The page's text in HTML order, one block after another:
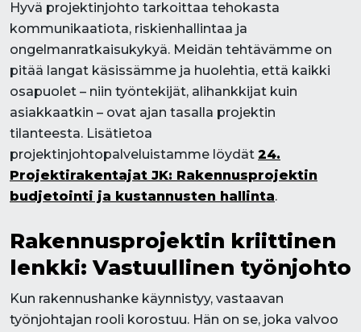
Hyvä projektinjohto tarkoittaa tehokasta
kommunikaatiota, riskienhallintaa ja
ongelmanratkaisukykyä. Meidän tehtävämme on
pitää langat käsissämme ja huolehtia, että kaikki
osapuolet – niin työntekijät, alihankkijat kuin
asiakkaatkin – ovat ajan tasalla projektin
tilanteesta. Lisätietoa
projektinjohtopalveluistamme löydät 24.
Projektirakentajat JK: Rakennusprojektin
budjetointi ja kustannusten hallinta.
Rakennusprojektin kriittinen
lenkki: Vastuullinen työnjohto
Kun rakennushanke käynnistyy, vastaavan
työnjohtajan rooli korostuu. Hän on se, joka valvoo